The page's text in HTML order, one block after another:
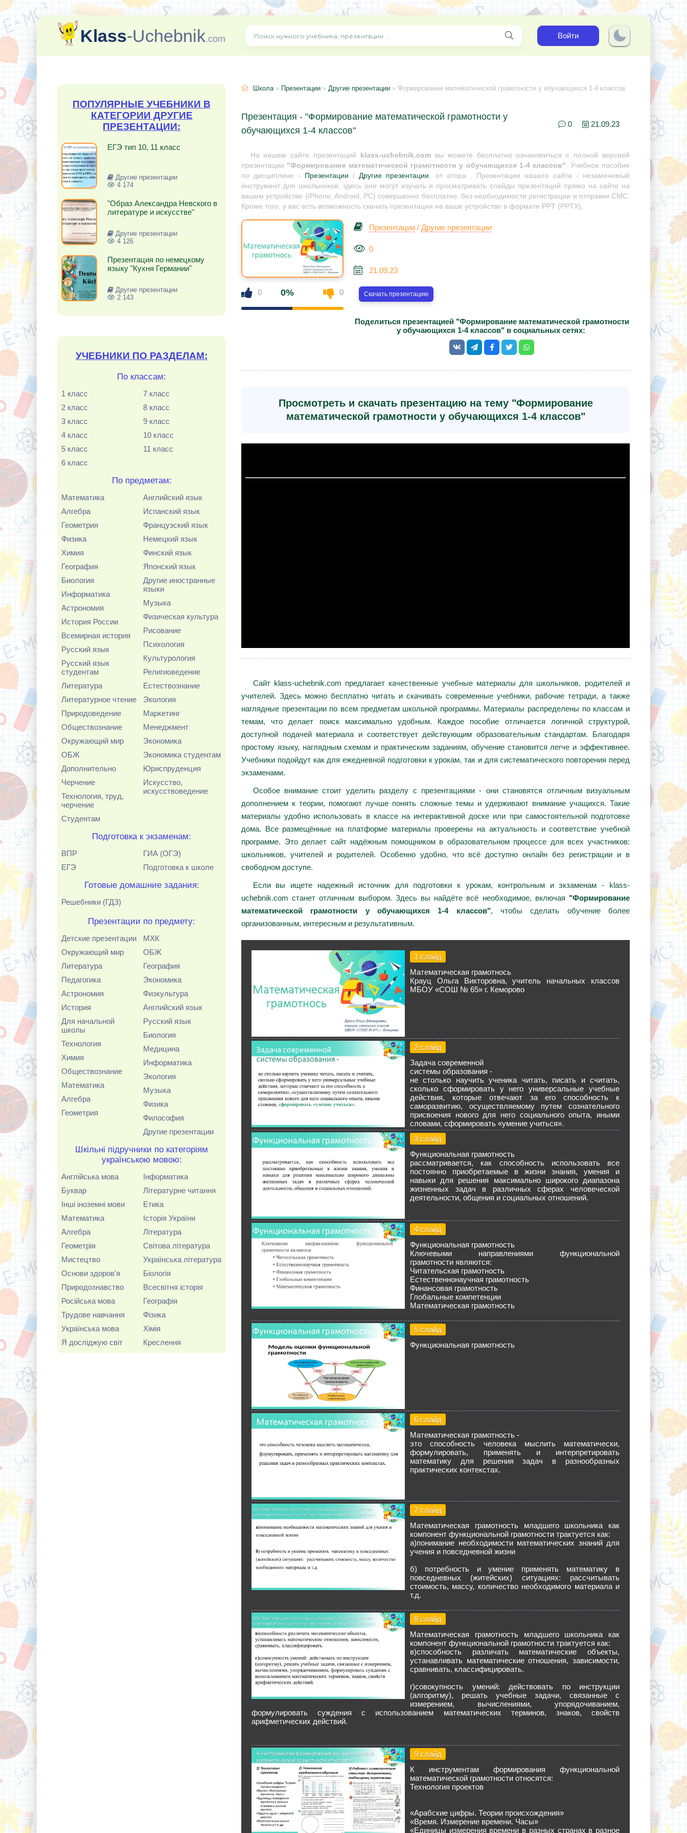
Klass-Uchebnik.com Войти
ПОПУЛЯРНЫЕ УЧЕБНИКИ В
КАТЕГОРИИ ДРУГИЕ
ПРЕЗЕНТАЦИИ:
ЕГЭ тип 10, 11 класс
Другие презентации
4 174
"Образ Александра Невского в
литературе и искусстве"
Другие презентации
4 126
Презентация по немецкому
языку "Кухня Германии"
Другие презентации
2 143
УЧЕБНИКИ ПО РАЗДЕЛАМ:
По классам:
1 класс
2 класс
3 класс
4 класс
5 класс
6 класс
7 класс
8 класс
9 класс
10 класс
11 класс
По предметам:
Математика
Алгебра
Геометрия
Физика
Химия
География
Биология
Информатика
Астрономия
История России
Всемирная история
Русский язык
Русский язык
студентам
Литература
Литературное чтение
Природоведение
Обществознание
Окружающий мир
ОБЖ
Дополнительно
Черчение
Технология, труд,
черчение
Студентам
Английский язык
Испанский язык
Французский язык
Немецкий язык
Финский язык
Японский язык
Другие иностранные
языки
Музыка
Физическая культура
Рисование
Психология
Культурология
Религиоведение
Естествознание
Экология
Маркетинг
Менеджмент
Экономика
Экономика студентам
Юриспруденция
Искусство,
искусствоведение
Подготовка к экзаменам:
ВПР
ЕГЭ
ГИА (ОГЭ)
Подготовка к школе
Готовые домашние задания:
Решебники (ГДЗ)
Презентации по предмету:
Детские презентации
Окружающий мир
Литература
Педагогика
Астрономия
История
Для начальной
школы
Технология
Химия
Обществознание
Математика
Алгебра
Геометрия
МХК
ОБЖ
География
Экономика
Физкультура
Английский язык
Русский язык
Биология
Медицина
Информатика
Экология
Музыка
Физика
Философия
Другие презентации
Шкільні підручники по категоріям
українською мовою:
Англійська мова
Буквар
Інші іноземні мови
Математика
Алгебра
Геометрія
Мистецтво
Основи здоров'я
Природознавство
Російська мова
Трудове навчання
Українська мова
Я досліджую світ
Інформатика
Літературне читання
Етика
Історія України
Література
Світова література
Українська література
Біологія
Всесвітня історія
Географія
Фізика
Хімія
Креслення
Школа» Презентации » Другие презентации » Формирование математической грамотности у обучающихся 1-4 классов
Презентация - "Формирование математической грамотности у
обучающихся 1-4 классов"
0 21.09.23
На нашем сайте презентаций klass-uchebnik.comвы можете бесплатно ознакомиться с полной версией
презентации "Формирование математической грамотности у обучающихся 1-4 классов". Учебное пособие
по дисциплине -
Презентации /Другие презентации, от атора . Презентации нашего сайта - незаменимый
инструмент для школьников, здесь они могут изучать и просматривать слайды презентаций прямо на сайте на
вашем устройстве (IPhone, Android, PC) совершенно бесплатно, без необходимости регистрации и отправки СМС.
Кроме того, у вас есть возможность скачать презентации на ваше устройство в формате PPT (PPTX).
0 0% 0
Презентации / Другие презентации
0
21.09.23
Скачать презентацию
Поделиться презентацией "Формирование математической грамотности
у обучающихся 1-4 классов" в социальных сетях:
Просмотреть и скачать презентацию на тему "Формирование
математической грамотности у обучающихся 1-4 классов"
Сайт klass-uchebnik.com предлагает качественные учебные материалы для школьников, родителей и
учителей. Здесь можно бесплатно читать и скачивать современные учебники, рабочие тетради, а также
наглядные презентации по всем предметам школьной программы. Материалы распределены по классам и
темам, что делает поиск максимально удобным. Каждое пособие отличается логичной структурой,
доступной подачей материала и соответствует действующим образовательным стандартам. Благодаря
простому языку, наглядным схемам и практическим заданиям, обучение становится легче и эффективнее.
Учебники подойдут как для ежедневной подготовки к урокам, так и для систематического повторения перед
экзаменами.
Особое внимание стоит уделить разделу с презентациями - они становятся отличным визуальным
дополнением к теории, помогают лучше понять сложные темы и удерживают внимание учащихся. Такие
материалы удобно использовать в классе на интерактивной доске или при самостоятельной подготовке
дома. Все размещённые на платформе материалы проверены на актуальность и соответствие учебной
программе. Это делает сайт надёжным помощником в образовательном процессе для всех участников:
школьников, учителей и родителей. Особенно удобно, что всё доступно онлайн без регистрации и в
свободном доступе.
Если вы ищете надежный источник для подготовки к урокам, контрольным и экзаменам - klass-
uchebnik.com станет отличным выбором. Здесь вы найдёте всё необходимое, включая "Формирование
математической грамотности у обучающихся 1-4 классов", чтобы сделать обучение более
организованным, интересным и результативным.
1 слайд
Математическая грамотнось
Крауц Ольга Викторовна, учитель начальных классов
МБОУ «СОШ № 65» г. Кеморово
2 слайд
Задача современной
системы образования -
не столько научить ученика читать, писать и считать,
сколько сформировать у него универсальные учебные
действия, которые отвечают за его способность к
саморазвитию, осуществляемому путем сознательного
присвоения нового для него социального опыта, иными
словами, сформировать «умение учиться».
3 слайд
Функциональная грамотность
рассматривается, как способность использовать все
постоянно приобретаемые в жизни знания, умения и
навыки для решения максимально широкого диапазона
жизненных задач в различных сферах человеческой
деятельности, общения и социальных отношений.
4 слайд
Функциональная грамотность
Ключевыми направлениями функциональной
грамотности являются:
Читательская грамотность
Естественнонаучная грамотность
Финансовая грамотность
Глобальные компетенции
Математическая грамотность
5 слайд
Функциональная грамотность
6 слайд
Математическая грамотность -
это способность человека мыслить математически,
формулировать, применять и интерпретировать
математику для решения задач в разнообразных
практических контекстах.
7 слайд
Математическая грамотность младшего школьника как
компонент функциональной грамотности трактуется как:
а)понимание необходимости математических знаний для
учения и повседневной жизни
б) потребность и умение применять математику в
повседневных (житейских) ситуациях: рассчитывать
стоимость, массу, количество необходимого материала и
т.д.
8 слайд
Математическая грамотность младшего школьника как
компонент функциональной грамотности трактуется как:
в)способность различать математические объекты,
устанавливать математические отношения, зависимости,
сравнивать, классифицировать.
г)совокупность умений: действовать по инструкции
(алгоритму), решать учебные задачи, связанные с
измерением, вычислениями, упорядочиванием,
формулировать суждения с использованием математических терминов, знаков, свойств
арифметических действий.
9 слайд
К инструментам формирования функциональной
математической грамотности относятся:
Технология проектов
«Арабские цифры. Теории происхождения»
«Время. Измерение времени. Часы»
«Единицы измерения времени в разных странах в разное